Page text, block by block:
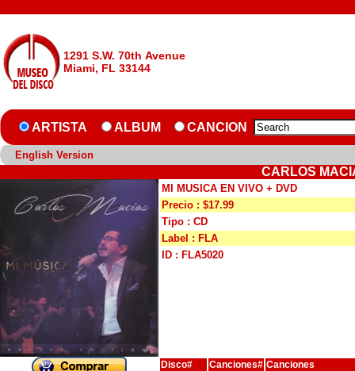
1291 S.W. 70th Avenue
Miami, FL 33144
ARTISTA ALBUM CANCION
English Version
CARLOS
MI MUSICA EN VIVO + DVD
Precio : $17.99
Tipo : CD
Label : FLA
ID : FLA5020
Disco# Canciones# Canciones